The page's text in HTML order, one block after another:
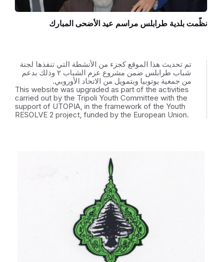
نظّمت بلدية طرابلس مراسم عيد الأضحى المبارك
تم تحديث هذا الموقع كجزء من الأنشطة التي تنفذها لجنة
شباب طرابلس ضمن مشروع عزم الشباب ٢ وذلك بدعم
من جمعية يوتوبيا وبتمويل من الاتحاد الأوروبي.
This website was upgraded as part of the activities
carried out by the Tripoli Youth Committee with the
support of UTOPIA, in the framework of the Youth
RESOLVE 2 project, funded by the European Union.